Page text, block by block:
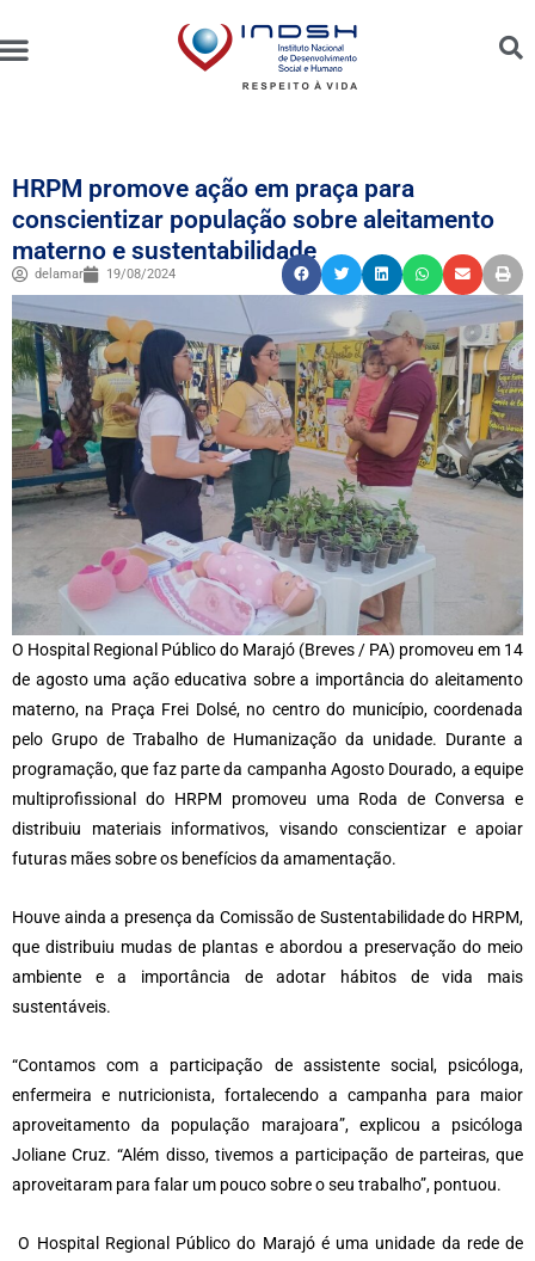
HRPM promove ação em praça para
conscientizar população sobre aleitamento
materno e sustentabilidade
delamar 19/08/2024
O Hospital Regional Público do Marajó (Breves / PA) promoveu em 14
de agosto uma ação educativa sobre a importância do aleitamento
materno, na Praça Frei Dolsé, no centro do município, coordenada
pelo Grupo de Trabalho de Humanização da unidade. Durante a
programação, que faz parte da campanha Agosto Dourado, a equipe
multiprofissional do HRPM promoveu uma Roda de Conversa e
distribuiu materiais informativos, visando conscientizar e apoiar
futuras mães sobre os benefícios da amamentação.
Houve ainda a presença da Comissão de Sustentabilidade do HRPM,
que distribuiu mudas de plantas e abordou a preservação do meio
ambiente e a importância de adotar hábitos de vida mais
sustentáveis.
“Contamos com a participação de assistente social, psicóloga,
enfermeira e nutricionista, fortalecendo a campanha para maior
aproveitamento da população marajoara”, explicou a psicóloga
Joliane Cruz. “Além disso, tivemos a participação de parteiras, que
aproveitaram para falar um pouco sobre o seu trabalho”, pontuou.
O Hospital Regional Público do Marajó é uma unidade da rede de